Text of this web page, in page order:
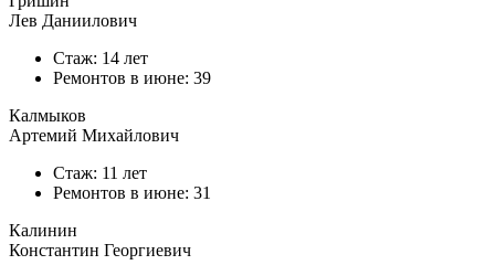
Лев Даниилович
Стаж: 14 лет
Ремонтов в июне: 39
Калмыков
Артемий Михайлович
Стаж: 11 лет
Ремонтов в июне: 31
Калинин
Константин Георгиевич